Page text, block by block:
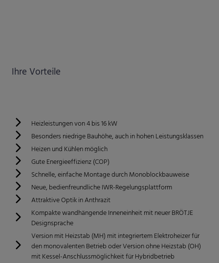
Ihre Vorteile
Heizleistungen von 4 bis 16 kW
Besonders niedrige Bauhöhe, auch in hohen Leistungsklassen
Heizen und Kühlen möglich
Gute Energieeffizienz (COP)​​
Schnelle, einfache Montage durch Monoblockbauweise
Neue, bedienfreundliche IWR-Regelungsplattform
Attraktive Optik in Anthrazit
Kompakte wandhängende Inneneinheit mit neuer BRÖTJE
Designsprache
Version mit Heizstab (MH) mit integriertem Elektroheizer für
den monovalenten Betrieb oder Version ohne Heizstab (OH)
mit Kessel-Anschlussmöglichkeit für Hybridbetrieb